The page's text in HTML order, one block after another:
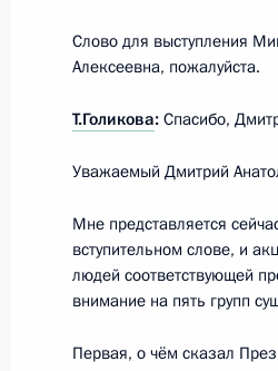
Дмитрий
17 июня 2011
9 июня
Заседание
9 июня 2011
Слово для выступления
Алексеевна, пожалуйста.
Т.Голикова: Спасибо,
Уважаемый Дмитрий
Мне представляется
вступительном слове, и
людей соответствующей
внимание на пять групп
Первая, о чём сказал